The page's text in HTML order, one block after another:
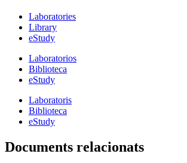
Laboratories
Library
eStudy
Laboratorios
Biblioteca
eStudy
Laboratoris
Biblioteca
eStudy
Documents relacionats